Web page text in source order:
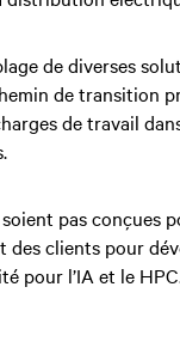
de diverses
de transition
de travail
pas conçues
des clients pour
pour l’IA et le